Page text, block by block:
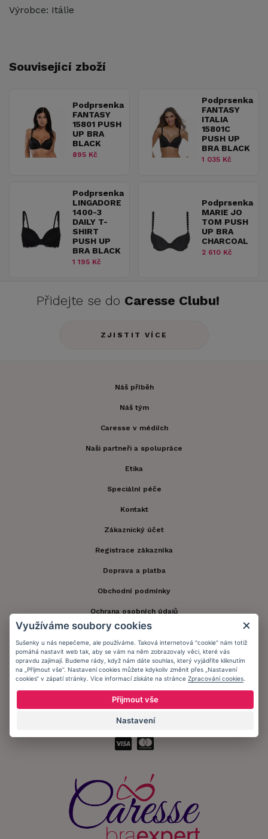
Výrobce: Itálie
Související zboží
Podprsenka
FANTASY
15801 PUSH
UP BRA
BLACK
895 Kč
Podprsenka
FANTASY
ITALIA
15801C
PUSH UP
BRA BLACK
1 035 Kč
Podprsenka
LINGADORE
1400-3
DAILY T-
SHIRT
PUSH UP
BRA BLACK
1 195 Kč
Podprsenka
MARIE JO
TOM PUSH
UP BRA
CHARCOAL
2 610 Kč
Přidejte se do Caresse Clubu!
ZJISTIT VÍCE
Náš příběh
Náš tým
Caresse v médiích
Naši partneři a spolupráce
Etika
Speciální péče
Kontakt
Zákaznický účet
Registrace zákazníka
Doprava a platba
Obchodní podmínky
Ochrana osobních údajů
Informační memorandum
Zůstaňte s námi v kontaktu.
Přijímáme platby:
Využíváme soubory cookies
Sušenky u nás nepečeme, ale používáme. Taková internetová "cookie" nám totiž
pomáhá nastavit web tak, aby se vám na něm zobrazovaly věci, které vás
opravdu zajímají. Budeme rády, když nám dáte souhlas, který vyjádříte kliknutím
na „Přijmout vše“. Nastavení cookies můžete kdykoliv změnit přes „Nastavení
cookies“ v zápatí stránky. Více informací získáte na stránce Zpracování cookies.
Přijmout vše
Nastavení